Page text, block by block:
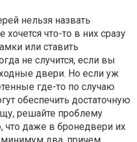
нельзя назвать
что-то в них сразу
или ставить
не случится, если вы
двери. Но если уж
где-то по случаю
обеспечить достаточную
решайте проблему
что даже в бронедвери их